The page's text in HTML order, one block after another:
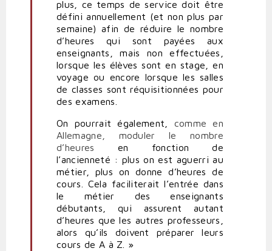
plus, ce temps de service doit être
défini annuellement (et non plus par
semaine) afin de réduire le nombre
d’heures qui sont payées aux
enseignants, mais non effectuées,
lorsque les élèves sont en stage, en
voyage ou encore lorsque les salles
de classes sont réquisitionnées pour
des examens.
On pourrait également, comme en
Allemagne, moduler le nombre
d’heures en fonction de
l’ancienneté : plus on est aguerri au
métier, plus on donne d’heures de
cours. Cela faciliterait l’entrée dans
le métier des enseignants
débutants, qui assurent autant
d’heures que les autres professeurs,
alors qu’ils doivent préparer leurs
cours de A à Z. »